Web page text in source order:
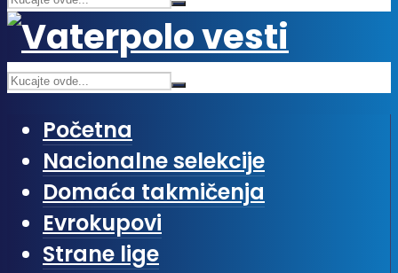
Početna
Nacionalne selekcije
Domaća takmičenja
Evrokupovi
Strane lige